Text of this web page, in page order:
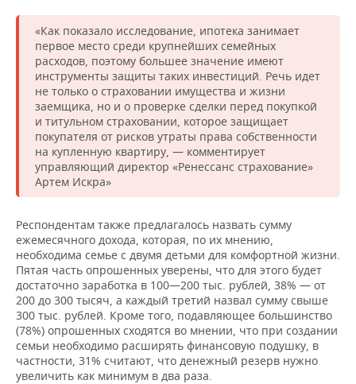
«Как показало исследование, ипотека занимает
первое место среди крупнейших семейных
расходов, поэтому большее значение имеют
инструменты защиты таких инвестиций. Речь идет
не только о страховании имущества и жизни
заемщика, но и о проверке сделки перед покупкой
и титульном страховании, которое защищает
покупателя от рисков утраты права собственности
на купленную квартиру, — комментирует
управляющий директор «Ренессанс страхование»
Артем Искра»
Респондентам также предлагалось назвать сумму
ежемесячного дохода, которая, по их мнению,
необходима семье с двумя детьми для комфортной жизни.
Пятая часть опрошенных уверены, что для этого будет
достаточно заработка в 100—200 тыс. рублей, 38% — от
200 до 300 тысяч, а каждый третий назвал сумму свыше
300 тыс. рублей. Кроме того, подавляющее большинство
(78%) опрошенных сходятся во мнении, что при создании
семьи необходимо расширять финансовую подушку, в
частности, 31% считают, что денежный резерв нужно
увеличить как минимум в два раза.